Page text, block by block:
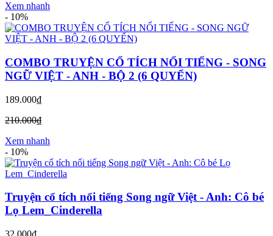
Xem nhanh
- 10%
COMBO TRUYỆN CỔ TÍCH NỔI TIẾNG - SONG
NGỮ VIỆT - ANH - BỘ 2 (6 QUYỂN)
189.000₫
210.000₫
Xem nhanh
- 10%
Truyện cổ tích nổi tiếng Song ngữ Việt - Anh: Cô bé
Lọ Lem_Cinderella